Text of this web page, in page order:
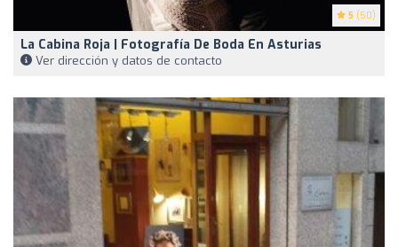
5 (50)
La Cabina Roja | Fotografía De Boda En Asturias
Ver dirección y datos de contacto